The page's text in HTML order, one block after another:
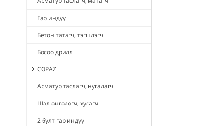
Гар индүү
Бетон татагч, тэгшлэгч
Босоо дрилл
COPAZ
Арматур таслагч, нугалагч
Шал өнгөлөгч, хусагч
2 булт гар индүү